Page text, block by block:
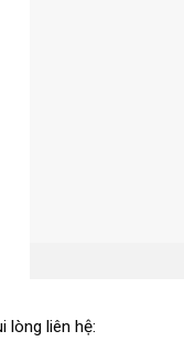
lòng liên hệ: